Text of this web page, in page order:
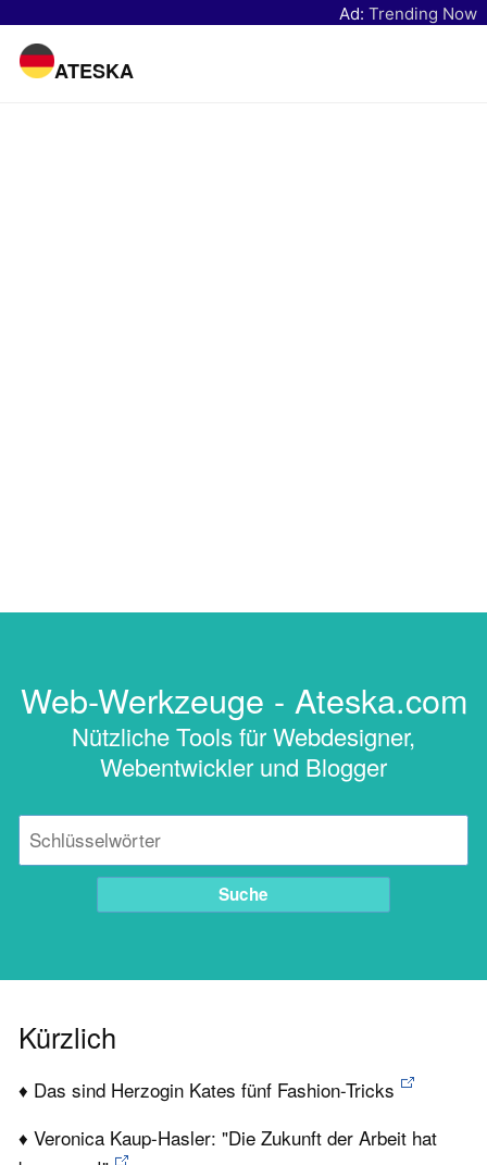
Ad: Trending Now
ATESKA
Web-Werkzeuge - Ateska.com
Nützliche Tools für Webdesigner,
Webentwickler und Blogger
Suche
Kürzlich
♦ Das sind Herzogin Kates fünf Fashion-Tricks
♦ Veronica Kaup-Hasler: "Die Zukunft der Arbeit hat